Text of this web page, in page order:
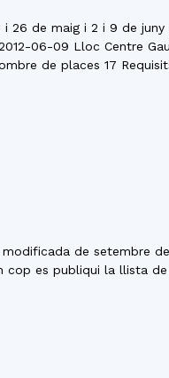
26 de maig i 2 i 9 de juny
06-09 Lloc Centre
de places 17
de setembre de
cop es publiqui la llista de